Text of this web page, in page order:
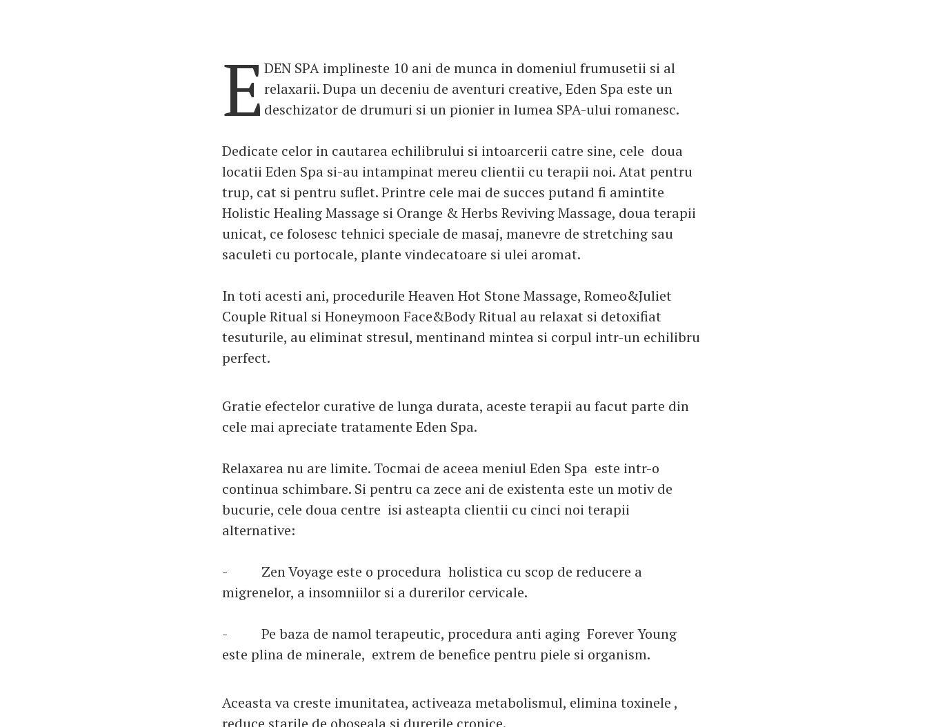
E DEN SPA implineste 10 ani de munca in domeniul frumusetii si al
relaxarii. Dupa un deceniu de aventuri creative, Eden Spa este un
deschizator de drumuri si un pionier in lumea SPA-ului romanesc.
Dedicate celor in cautarea echilibrului si intoarcerii catre sine, cele doua
locatii Eden Spa si-au intampinat mereu clientii cu terapii noi. Atat pentru
trup, cat si pentru suflet. Printre cele mai de succes putand fi amintite
Holistic Healing Massage si Orange & Herbs Reviving Massage, doua terapii
unicat, ce folosesc tehnici speciale de masaj, manevre de stretching sau
saculeti cu portocale, plante vindecatoare si ulei aromat.
In toti acesti ani, procedurile Heaven Hot Stone Massage, Romeo&Juliet
Couple Ritual si Honeymoon Face&Body Ritual au relaxat si detoxifiat
tesuturile, au eliminat stresul, mentinand mintea si corpul intr-un echilibru
perfect.
Gratie efectelor curative de lunga durata, aceste terapii au facut parte din
cele mai apreciate tratamente Eden Spa.
Relaxarea nu are limite. Tocmai de aceea meniul Eden Spa este intr-o
continua schimbare. Si pentru ca zece ani de existenta este un motiv de
bucurie, cele doua centre isi asteapta clientii cu cinci noi terapii
alternative:
- Zen Voyage este o procedura holistica cu scop de reducere a
migrenelor, a insomniilor si a durerilor cervicale.
- Pe baza de namol terapeutic, procedura anti aging Forever Young
este plina de minerale, extrem de benefice pentru piele si organism.
Aceasta va creste imunitatea, activeaza metabolismul, elimina toxinele ,
reduce starile de oboseala si durerile cronice.